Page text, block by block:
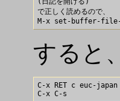
で正しく読めるので、
すると
C-x RET c euc-japan